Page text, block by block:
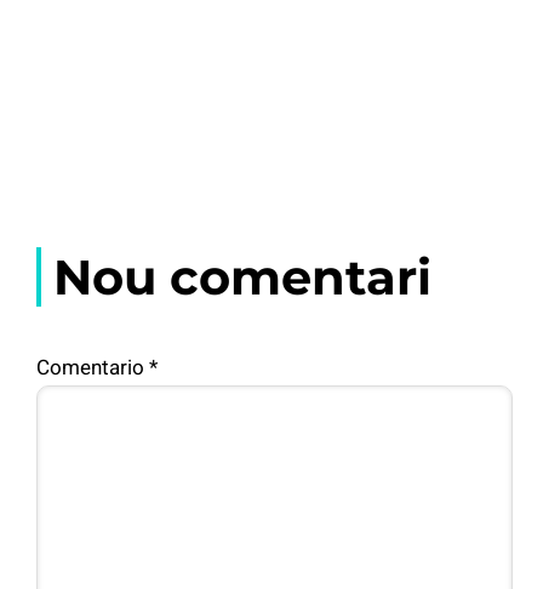
Nou comentari
Comentario *